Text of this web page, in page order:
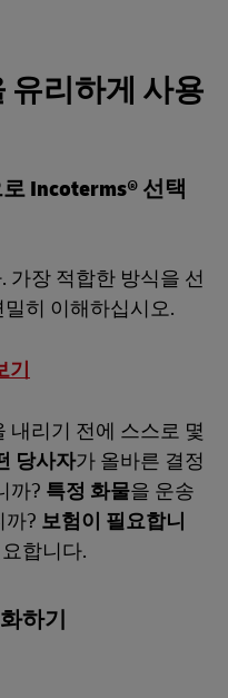
유리하게 사용
Incoterms® 선택
가장 적합한 방식을 선
히 이해하십시오.
내리기 전에 스스로 몇
당사자가 올바른 결정
까? 특정 화물을 운송
까? 보험이 필요합니
합니다.
하기